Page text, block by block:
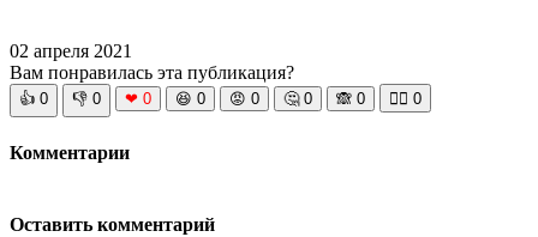
02 апреля 2021
Вам понравилась эта публикация?
👍 0 👎 0 ❤ 0 😆 0 😡 0 🤔 0 🙈 0 🧘‍♀️ 0
Комментарии
Оставить комментарий